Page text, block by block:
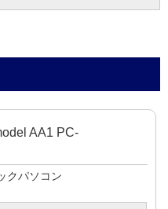
AA1 PC-
クパソコン